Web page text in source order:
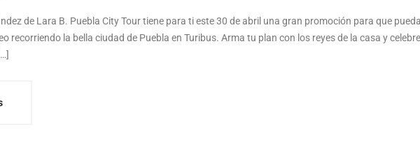
de Lara B. Puebla City Tour tiene para ti este 30 de abril una gran promoción para que
recorriendo la bella ciudad de Puebla en Turibus. Arma tu plan con los reyes de la casa y